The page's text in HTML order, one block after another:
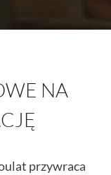
NA
przywraca